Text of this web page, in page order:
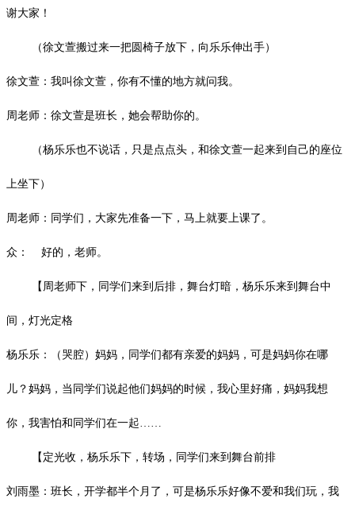
谢大家！
（徐文萱搬过来一把圆椅子放下，向乐乐伸出手）
徐文萱：我叫徐文萱，你有不懂的地方就问我。
周老师：徐文萱是班长，她会帮助你的。
（杨乐乐也不说话，只是点点头，和徐文萱一起来到自己的座位
上坐下）
周老师：同学们，大家先准备一下，马上就要上课了。
众： 好的，老师。
【周老师下，同学们来到后排，舞台灯暗，杨乐乐来到舞台中
间，灯光定格
杨乐乐：（哭腔）妈妈，同学们都有亲爱的妈妈，可是妈妈你在哪
儿？妈妈，当同学们说起他们妈妈的时候，我心里好痛，妈妈我想
你，我害怕和同学们在一起
【定光收，杨乐乐下，转场，同学们来到舞台前排
刘雨墨：班长，开学都半个月了，可是杨乐乐好像不爱和我们玩，我